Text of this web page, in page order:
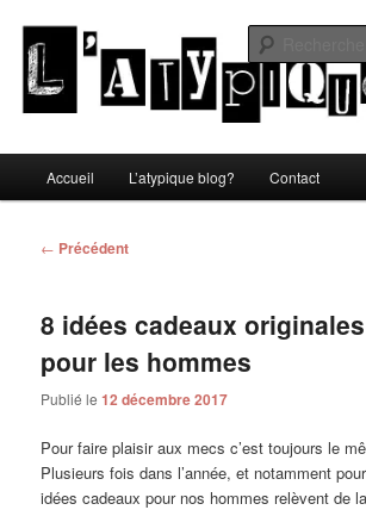
contenu
principalL'atypique blog
principal
Accueil L’atypique blog? Contact
Navigation
← Précédent
8 idées cadeaux originales
pour les hommes
Publié le12 décembre 2017
Pour faire plaisir aux mecs c’est toujours le
Plusieurs fois dans l’année, et notamment
idées cadeaux pour nos hommes relèvent de